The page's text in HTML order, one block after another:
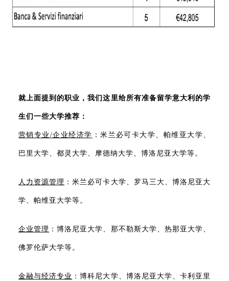
就上面提到的职业，我们这里给所有准备留学意大利的学
生们一些大学推荐：
营销专业/企业经济学 ：米兰必可卡大学、帕维亚大学、
巴里大学、都灵大学、摩德纳大学、博洛尼亚大学等。
人力资源管理 ：米兰必可卡大学、罗马三大、博洛尼亚大
学、帕维亚大学等。
企业管理 ：博洛尼亚大学、那不勒斯大学、热那亚大学、
佛罗伦萨大学等。
金融与经济专业 ：博科尼大学、博洛尼亚大学、卡利亚里